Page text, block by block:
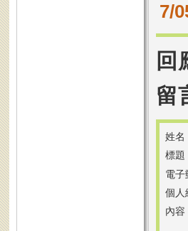
7/
回
留
姓名
標題
電子
個人
內容